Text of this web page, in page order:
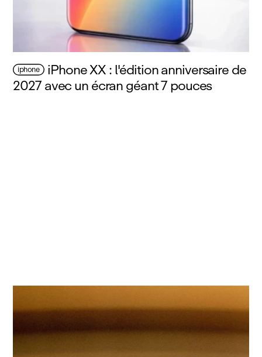
iphone iPhone XX : l'édition anniversaire de
2027 avec un écran géant 7 pouces